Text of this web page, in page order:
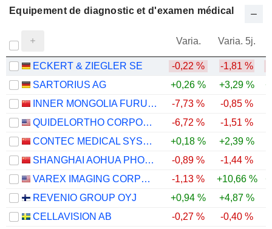
Equipement de diagnostic et d'examen médical
Varia. Varia. 5j.
ECKERT & ZIEGLER SE -0,22 % -1,81 %
SARTORIUS AG
+0,26 % +3,29 %
INNER MONGOLIA FURUI MEDICAL SCIENCE CO., LTD.
-7,73 % -0,85 %
QUIDELORTHO CORPORATION
-6,72 % -1,51 %
CONTEC MEDICAL SYSTEMS CO.,LTD
+0,18 % +2,39 %
SHANGHAI AOHUA PHOTOELECTRICITY ENDOSCOPE CO., LTD.
-0,89 % -1,44 %
VAREX IMAGING CORPORATION
-1,13 % +10,66 %
REVENIO GROUP OYJ
+0,94 % +4,87 %
CELLAVISION AB
-0,27 % -0,40 %